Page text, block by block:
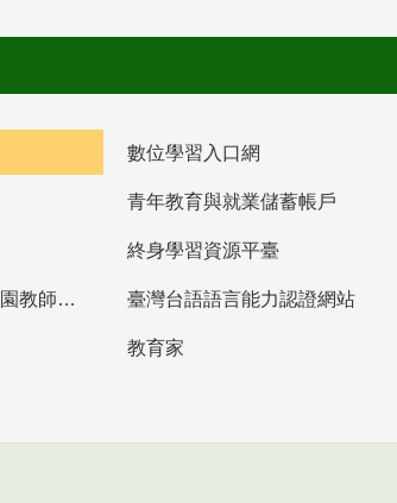
數位學習入口網
青年教育與就業儲蓄帳戶
終身學習資源平臺
教育部高中等以下學校及幼兒園教師資格檢定考試 臺灣台語語言能力認證網站
教育家